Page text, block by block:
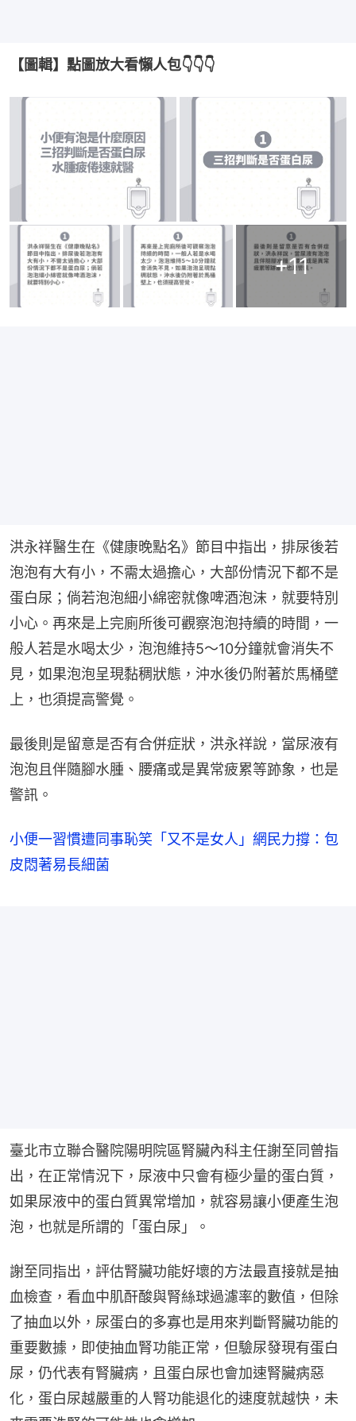
【圖輯】點圖放大看懶人包👇👇👇
+11
洪永祥醫生在《健康晚點名》節目中指出，排尿後若
泡泡有大有小，不需太過擔心，大部份情況下都不是
蛋白尿；倘若泡泡細小綿密就像啤酒泡沫，就要特別
小心。再來是上完廁所後可觀察泡泡持續的時間，一
般人若是水喝太少，泡泡維持5～10分鐘就會消失不
見，如果泡泡呈現黏稠狀態，沖水後仍附著於馬桶壁
上，也須提高警覺。
最後則是留意是否有合併症狀，洪永祥說，當尿液有
泡泡且伴隨腳水腫、腰痛或是異常疲累等跡象，也是
警訊。
小便一習慣遭同事恥笑「又不是女人」網民力撐：包
皮悶著易長細菌
臺北市立聯合醫院陽明院區腎臟內科主任謝至同曾指
出，在正常情況下，尿液中只會有極少量的蛋白質，
如果尿液中的蛋白質異常增加，就容易讓小便產生泡
泡，也就是所謂的「蛋白尿」。
謝至同指出，評估腎臟功能好壞的方法最直接就是抽
血檢查，看血中肌酐酸與腎絲球過濾率的數值，但除
了抽血以外，尿蛋白的多寡也是用來判斷腎臟功能的
重要數據，即使抽血腎功能正常，但驗尿發現有蛋白
尿，仍代表有腎臟病，且蛋白尿也會加速腎臟病惡
化，蛋白尿越嚴重的人腎功能退化的速度就越快，未